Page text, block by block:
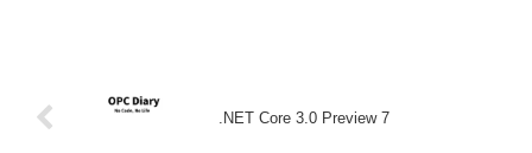
.NET Core 3.0 Preview 7